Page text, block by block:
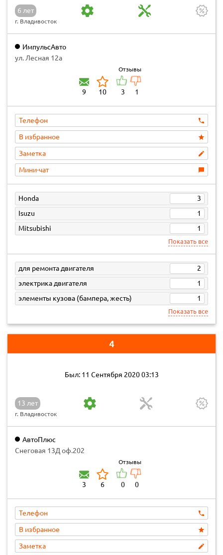
6 лет
г. Владивосток
ИмпульсАвто
ул. Лесная 12а
9 10
Отзывы
3 1
Телефон
В избранное
Заметка
Мини-чат
Honda
3
Isuzu
1
Mitsubishi
1
Показать все
для ремонта двигателя
2
электрика двигателя
1
элементы кузова (бампера, жесть)
1
Показать все
4
Был: 11 Сентября 2020 03:13
13 лет
г. Владивосток
АвтоПлюс
Снеговая 13Д оф.202
3 6
Отзывы
0 0
Телефон
В избранное
Заметка